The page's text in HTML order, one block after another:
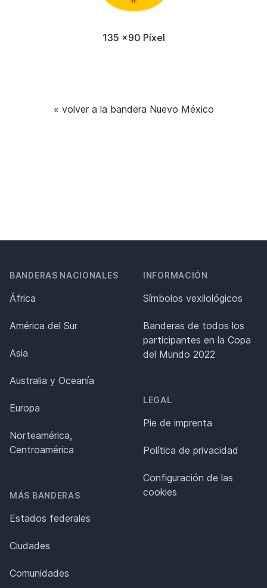
135 x90 Píxel
« volver a la bandera Nuevo México
BANDERAS NACIONALES
África
América del Sur
Asia
Australia y Oceanía
Europa
Norteamérica,
Centroamérica
MÁS BANDERAS
Estados federales
Ciudades
Comunidades
INFORMACIÓN
Símbolos vexilológicos
Banderas de todos los
participantes en la Copa
del Mundo 2022
LEGAL
Pie de imprenta
Política de privacidad
Configuración de las
cookies